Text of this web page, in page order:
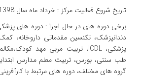
تاریخ شروع فعالیت مرکز : خرداد ماه سال 1398
برخی دوره های در حال اجرا : دوره های
دندانپزشک، تکنسین مقدماتی داروخانه،
طب سنتی، بورس، تربیت معلم مدارس
گروه های مختلف، دوره های مرتبط با